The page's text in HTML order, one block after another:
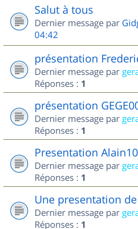
Salut à tous
Dernier message par
04:42
présentation
Dernier message par
Réponses : 1
présentation
Dernier message par
Réponses : 1
Presentation Alain10
Dernier message par
Réponses : 1
Une presentation
Dernier message par
Réponses : 1